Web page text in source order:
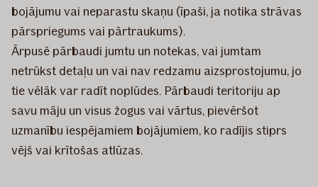
bojājumu vai neparastu skaņu (īpaši, ja notika strāvas
pārspriegums vai pārtraukums).
Ārpusē pārbaudi jumtu un notekas, vai jumtam
netrūkst detaļu un vai nav redzamu aizsprostojumu, jo
tie vēlāk var radīt noplūdes. Pārbaudi teritoriju ap
savu māju un visus žogus vai vārtus, pievēršot
uzmanību iespējamiem bojājumiem, ko radījis stiprs
vējš vai krītošas atlūzas.